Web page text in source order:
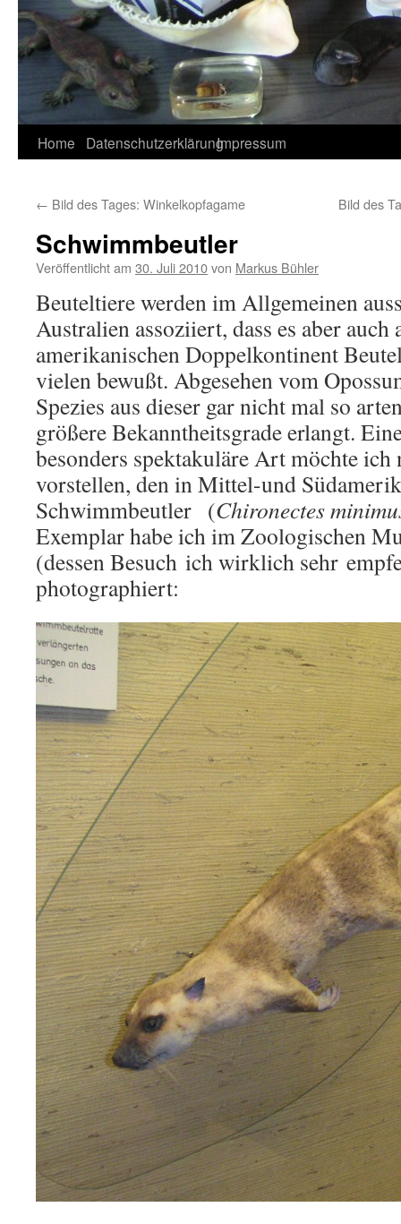
Home DatenschutzerklärungImpressum
← Bild des Tages: Winkelkopfagame Bild des
Schwimmbeutler
Veröffentlicht am 30. Juli 2010von Markus Bühler
Beuteltiere werden im Allgemeinen
Australien assoziiert, dass es aber auch
amerikanischen Doppelkontinent
vielen bewußt. Abgesehen vom
Spezies aus dieser gar nicht mal so
größere Bekanntheitsgrade erlangt.
besonders spektakuläre Art möchte
vorstellen, den in Mittel-und
Schwimmbeutler (Chironectes
Exemplar habe ich im Zoologischen
(dessen Besuch ich wirklich sehr
photographiert: